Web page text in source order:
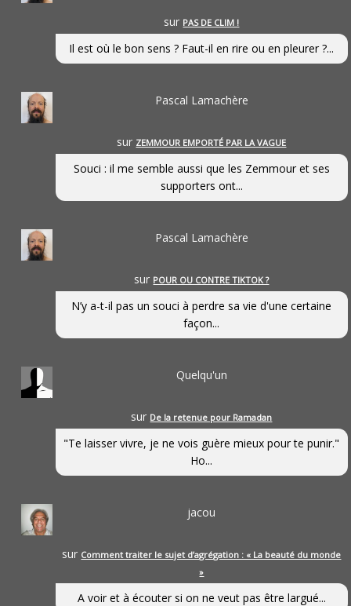
sur PAS DE CLIM !
Il est où le bon sens ? Faut-il en rire ou en pleurer ?...
Pascal Lamachère
sur ZEMMOUR EMPORTÉ PAR LA VAGUE
Souci : il me semble aussi que les Zemmour et ses
supporters ont...
Pascal Lamachère
sur POUR OU CONTRE TIKTOK ?
N’y a-t-il pas un souci à perdre sa vie d'une certaine
façon...
Quelqu'un
sur De la retenue pour Ramadan
"Te laisser vivre, je ne vois guère mieux pour te punir."
Ho...
jacou
sur Comment traiter le sujet d’agrégation : « La beauté du monde
»
A voir et à écouter si on ne veut pas être largué...